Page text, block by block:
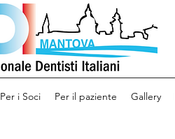
Per i Soci Per il paziente Gallery